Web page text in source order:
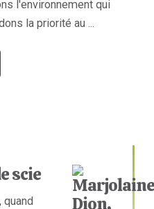
l'environnement qui
la priorité au ...
scie
quand